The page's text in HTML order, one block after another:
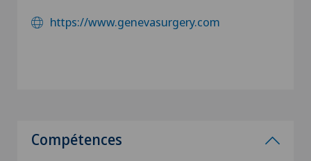
https://www.genevasurgery.com
Compétences